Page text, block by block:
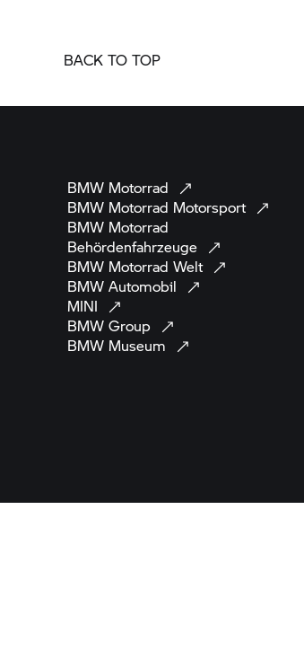
BACK TO TOP
BMW Motorrad
BMW Motorrad Motorsport
BMW Motorrad
Behördenfahrzeuge
BMW Motorrad Welt
BMW Automobil
MINI
BMW Group
BMW Museum